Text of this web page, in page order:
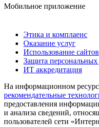
Мобильное приложение
Этика и комплаенс
Оказание услуг
Использование сайтов
Защита
ИТ аккредитация
На информационном
рекомендательные
предоставления
и анализа сведений,
пользователей сети